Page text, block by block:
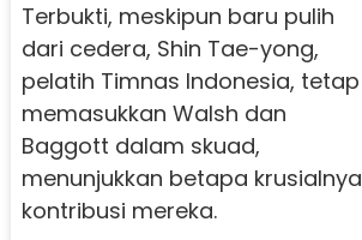
Terbukti, meskipun baru pulih
dari cedera, Shin Tae-yong,
pelatih Timnas Indonesia, tetap
memasukkan Walsh dan
Baggott dalam skuad,
menunjukkan betapa krusialnya
kontribusi mereka.